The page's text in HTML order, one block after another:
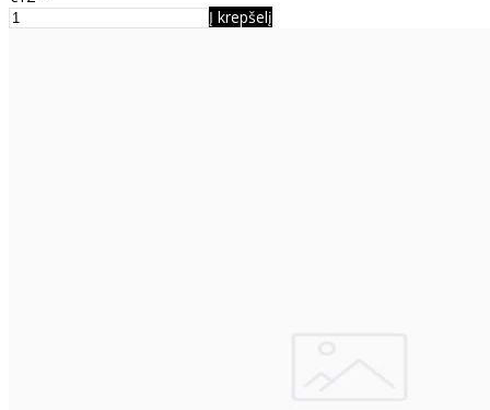
Į krepšelį